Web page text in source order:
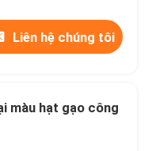
Liên hệ chúng tôi
màu hạt gạo công